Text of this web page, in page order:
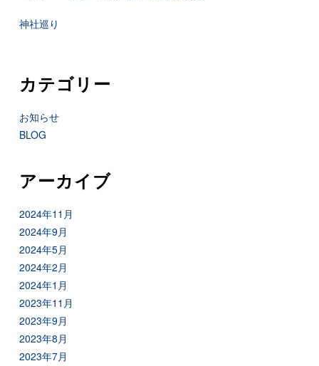
神社巡り
カテゴリー
お知らせ
BLOG
アーカイブ
2024年11月
2024年9月
2024年5月
2024年2月
2024年1月
2023年11月
2023年9月
2023年8月
2023年7月